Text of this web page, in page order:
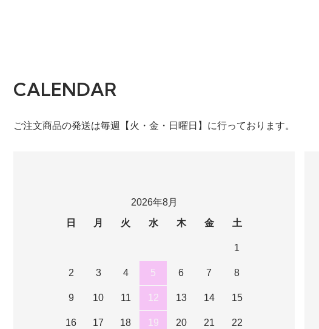
CALENDAR
ご注文商品の発送は毎週【火・金・日曜日】に行っております。
2026年8月
日
月 火 水 木 金 土
1
2 3 4 5 6 7 8
9 10 11 12 13 14 15
16 17 18 19 20 21 22